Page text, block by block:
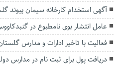
آگهی استخدام کارخانه سیمان پیوند
عامل انتشار بوی نامطبوع در
فعالیت با تاخیر ادارات و مدارس
دریافت پول برای ثبت نام در مدارس